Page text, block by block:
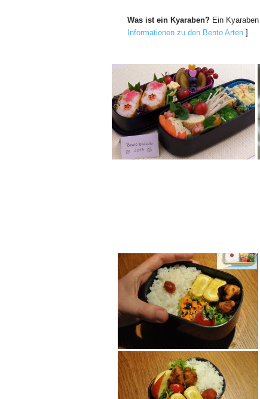
Was ist ein Kyaraben?Ein Kyaraben
Informationen zu den Bento Arten.]